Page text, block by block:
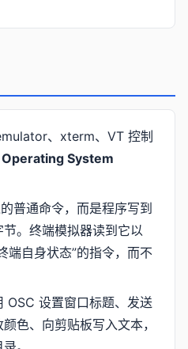
、xterm、VT 控制
Operating System
普通命令，而是程序写到
。终端模拟器读到它以
端自身状态”的指令，而不
OSC 设置窗口标题、发送
色、向剪贴板写入文本，